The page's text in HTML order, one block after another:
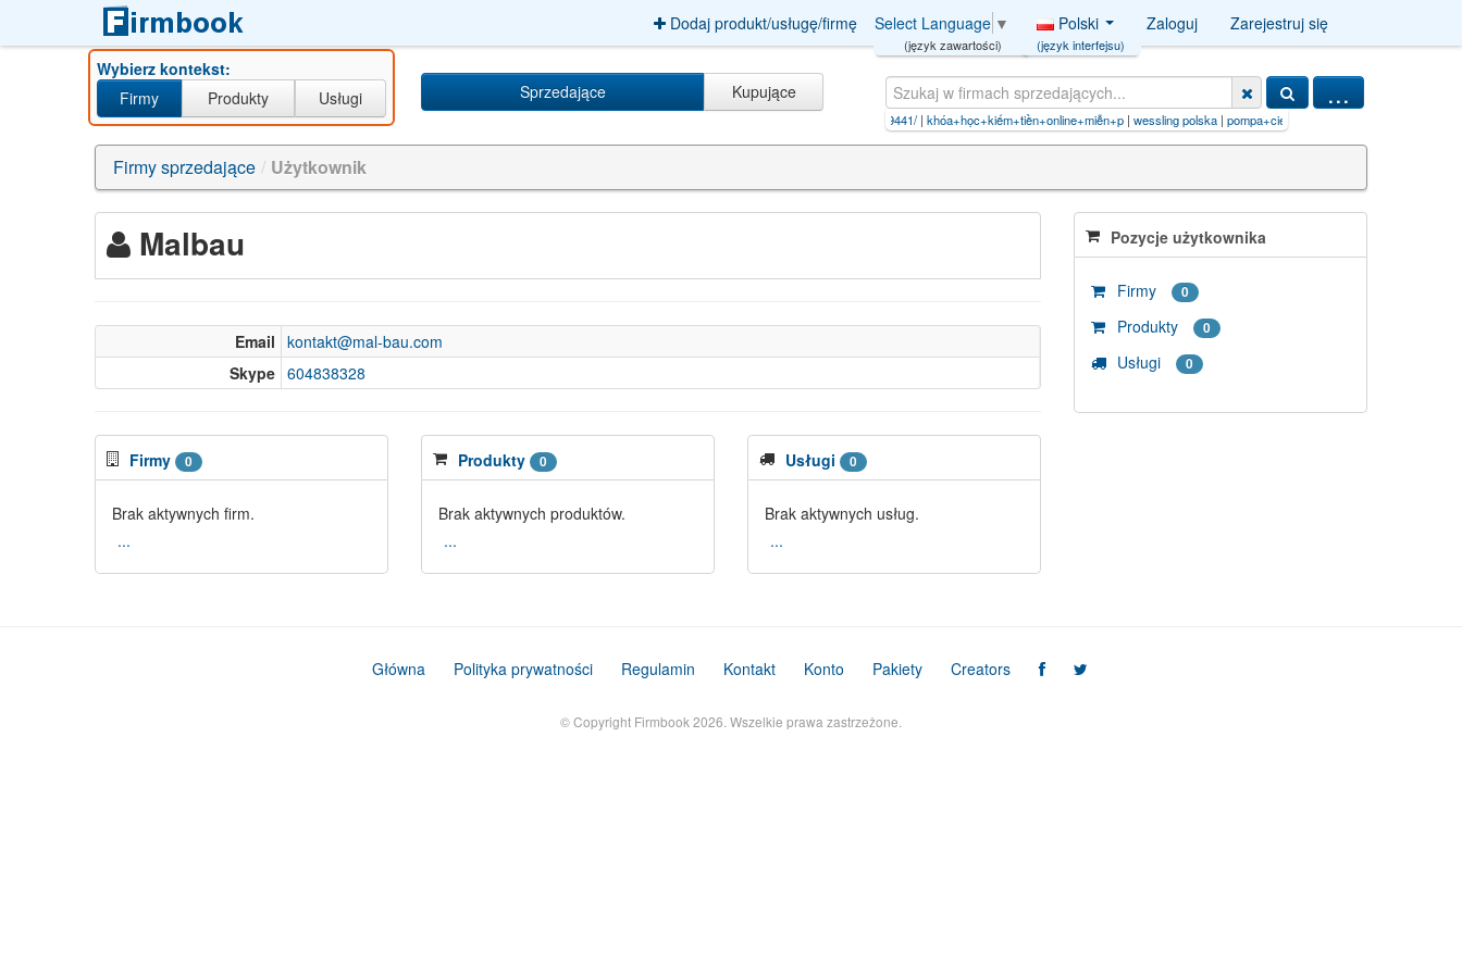
Dodaj produkt/usługę/firmę Select Language ▼
(język zawartości)
Polski
(język interfejsu)
Zaloguj Zarejestruj się
Wybierz kontekst:
Firmy
Produkty Usługi Sprzedające Kupujące ...
Biuro+tłumaczeńfiles/Item/49441/|khóa+học+kiếm+tiền+online+miễn+p|wessling polska|pompa+ciepÅa+AND+And/**/8230=(s
Firmy sprzedające / Użytkownik
Malbau
Email kontakt@mal-bau.com
Skype 604838328
Firmy 0
Brak aktywnych firm.
...
Produkty 0
Brak aktywnych produktów.
...
Usługi 0
Brak aktywnych usług.
...
Pozycje użytkownika
Firmy 0
Produkty 0
Usługi 0
Główna Polityka prywatności Regulamin Kontakt Konto Pakiety Creators
© Copyright Firmbook 2026. Wszelkie prawa zastrzeżone.